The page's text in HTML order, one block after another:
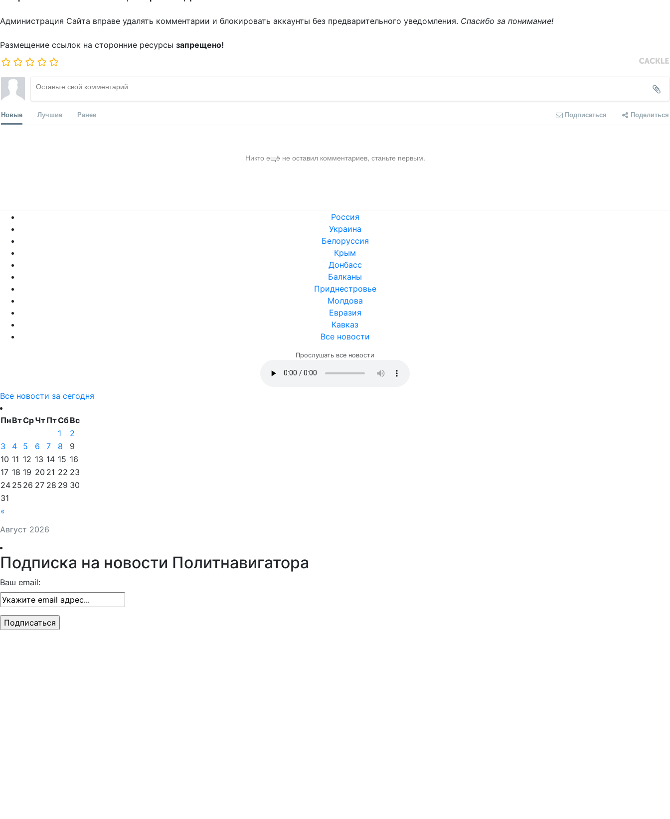
Администрация Сайта вправе удалять комментарии и блокировать аккаунты без предварительного уведомления. Спасибо за понимание!
Размещение ссылок на сторонние ресурсы запрещено!
Новые Лучшие Ранее Подписаться Поделиться
Никто ещё не оставил комментариев, станьте первым.
Россия
Украина
Белоруссия
Крым
Донбасс
Балканы
Приднестровье
Молдова
Евразия
Кавказ
Все новости
Прослушать все новости
Все новости за сегодня
Август 2026
ПнВтСрЧтПтСбВс
«
1
2
3
4 5 6 7 8
9
10 11 12 13 14 15 16
17 18 19 20 21 22 23
24 25 26 27 28 29 30
31
Подписка на новости Политнавигатора
Ваш email: